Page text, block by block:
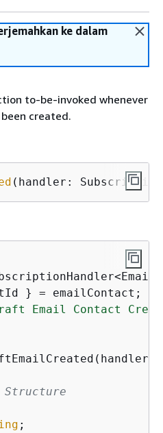
ke dalam
to-be-invoked whenever
created.
(handler:
} = emailContact;
Email Contact
;